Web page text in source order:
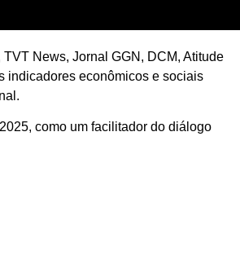
News, Jornal GGN, DCM, Atitude
indicadores econômicos e sociais
como um facilitador do diálogo